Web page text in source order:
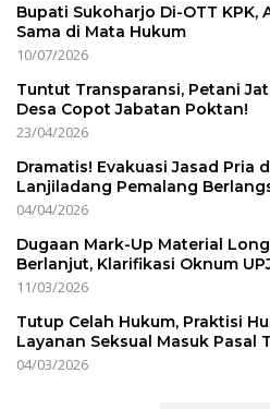
Bupati Sukoharjo Di-OTT KPK,
Sama di Mata Hukum
10/07/2026
Tuntut Transparansi, Petani
Desa Copot Jabatan Poktan!
23/04/2026
Dramatis! Evakuasi Jasad Pria
Lanjiladang Pemalang
04/04/2026
Dugaan Mark-Up Material
Berlanjut, Klarifikasi Oknum
11/03/2026
Tutup Celah Hukum, Praktisi
Layanan Seksual Masuk Pasal
04/03/2026